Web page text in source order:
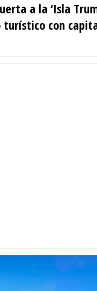
a la ‘Isla
turístico con